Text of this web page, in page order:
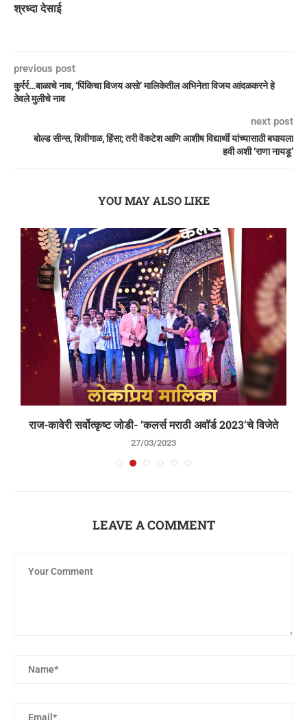
श्रध्दा देसाई
previous post
कुर्रर्र…बाळाचे नाव, ‘पिंकिचा विजय असो’ मालिकेतील अभिनेता विजय आंदळकरने हे
ठेवले मुलीचे नाव
next post
बोल्ड सीन्स, शिवीगाळ, हिंसा; तरी वेंकटेश आणि आशीष विद्यार्थी यांच्यासाठी बघायला
हवी अशी ‘राणा नायडू’
YOU MAY ALSO LIKE
राज-कावेरी सर्वोत्कृष्ट जोडी- ‘कलर्स मराठी अवॉर्ड 2023’चे विजेते
27/03/2023
LEAVE A COMMENT